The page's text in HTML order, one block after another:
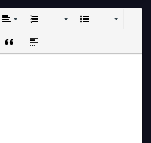
text
Quote
Insert spoiler